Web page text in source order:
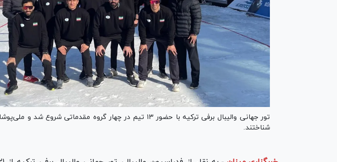
تور جهانی والیبال برفی ترکیه با حضور ۱۳ تیم در چهار گروه مقدماتی
شناختند.